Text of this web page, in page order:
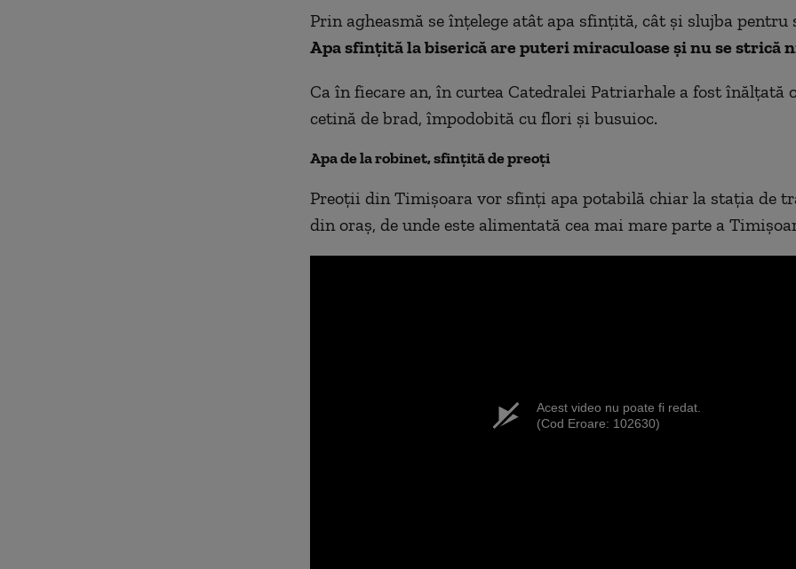
Prin agheasmă se înţelege atât apa sfinţită, cât şi slujba pentru
Apa sfinţită la biserică are puteri miraculoase şi nu se strică
Ca în fiecare an, în curtea Catedralei Patriarhale a fost înălţată
cetină de brad, împodobită cu flori şi busuioc.
Apa de la robinet, sfințită de preoți
Preoţii din Timişoara vor sfinţi apa potabilă chiar la staţia de
din oraş, de unde este alimentată cea mai mare parte a
Acest video nu poate fi redat.
(Cod Eroare: 102630)